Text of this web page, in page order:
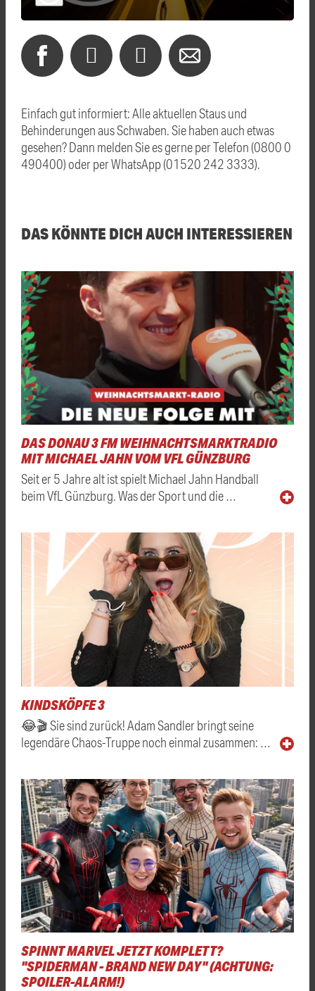
Einfach gut informiert: Alle aktuellen Staus und
Behinderungen aus Schwaben. Sie haben auch etwas
gesehen? Dann melden Sie es gerne per Telefon (0800 0
490400) oder per WhatsApp (01520 242 3333).
DAS KÖNNTE DICH AUCH INTERESSIEREN
DAS DONAU 3 FM WEIHNACHTSMARKTRADIO
MIT MICHAEL JAHN VOM VFL GÜNZBURG
Seit er 5 Jahre alt ist spielt Michael Jahn Handball
beim VfL Günzburg. Was der Sport und die …
KINDSKÖPFE 3
😂🎬 Sie sind zurück! Adam Sandler bringt seine
legendäre Chaos-Truppe noch einmal zusammen: …
SPINNT MARVEL JETZT KOMPLETT?
"SPIDERMAN - BRAND NEW DAY" (ACHTUNG:
SPOILER-ALARM!)